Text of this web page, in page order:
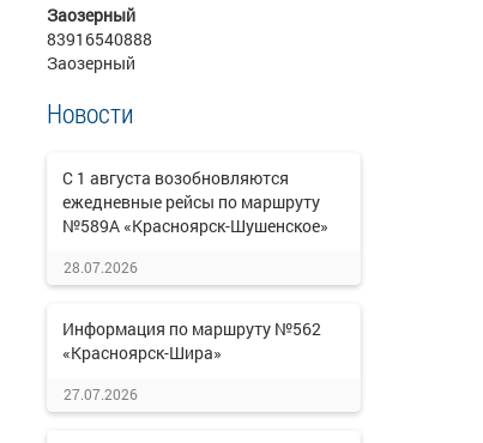
Заозерный
83916540888
Заозерный
Новости
С 1 августа возобновляются
ежедневные рейсы по маршруту
№589А «Красноярск-Шушенское»
28.07.2026
Информация по маршруту №562
«Красноярск-Шира»
27.07.2026